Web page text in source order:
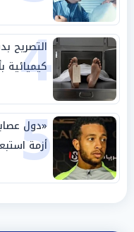
4
التصريح
كيميائية
5
«دول
أزمة